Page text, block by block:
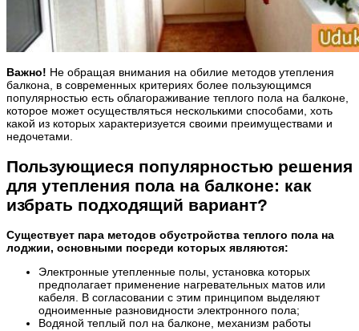
Важно! Не обращая внимания на обилие методов утепления
балкона, в современных критериях более пользующимся
популярностью есть облагораживание теплого пола на балконе,
которое может осуществляться несколькими способами, хоть
какой из которых характеризуется своими преимуществами и
недочетами.
Пользующиеся популярностью решения
для утепления пола на балконе: как
избрать подходящий вариант?
Существует пара методов обустройства теплого пола на
лоджии, основными посреди которых являются:
Электронные утепленные полы, установка которых
предполагает применение нагревательных матов или
кабеля. В согласовании с этим принципом выделяют
одноименные разновидности электронного пола;
Водяной теплый пол на балконе, механизм работы